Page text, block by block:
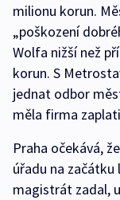
milionu korun.
„poškození
Wolfa nižší než
korun. S
jednat odbor
měla firma
Praha očekává,
úřadu na začátku
magistrát zadal,